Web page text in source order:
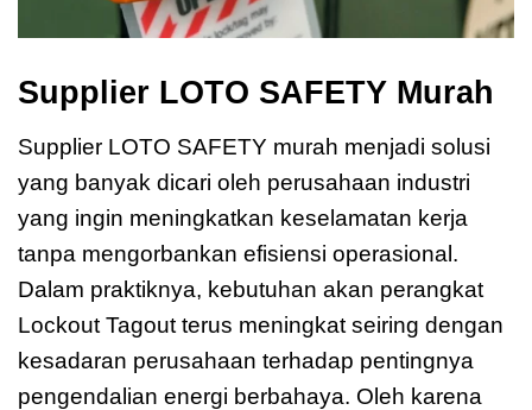
Supplier LOTO SAFETY Murah
Supplier LOTO SAFETY murah menjadi solusi
yang banyak dicari oleh perusahaan industri
yang ingin meningkatkan keselamatan kerja
tanpa mengorbankan efisiensi operasional.
Dalam praktiknya, kebutuhan akan perangkat
Lockout Tagout terus meningkat seiring dengan
kesadaran perusahaan terhadap pentingnya
pengendalian energi berbahaya. Oleh karena